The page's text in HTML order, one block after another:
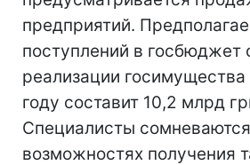
предприятий.
поступлений в госбюджет
реализации
году составит 10,2 млрд
Специалисты
возможностях получения